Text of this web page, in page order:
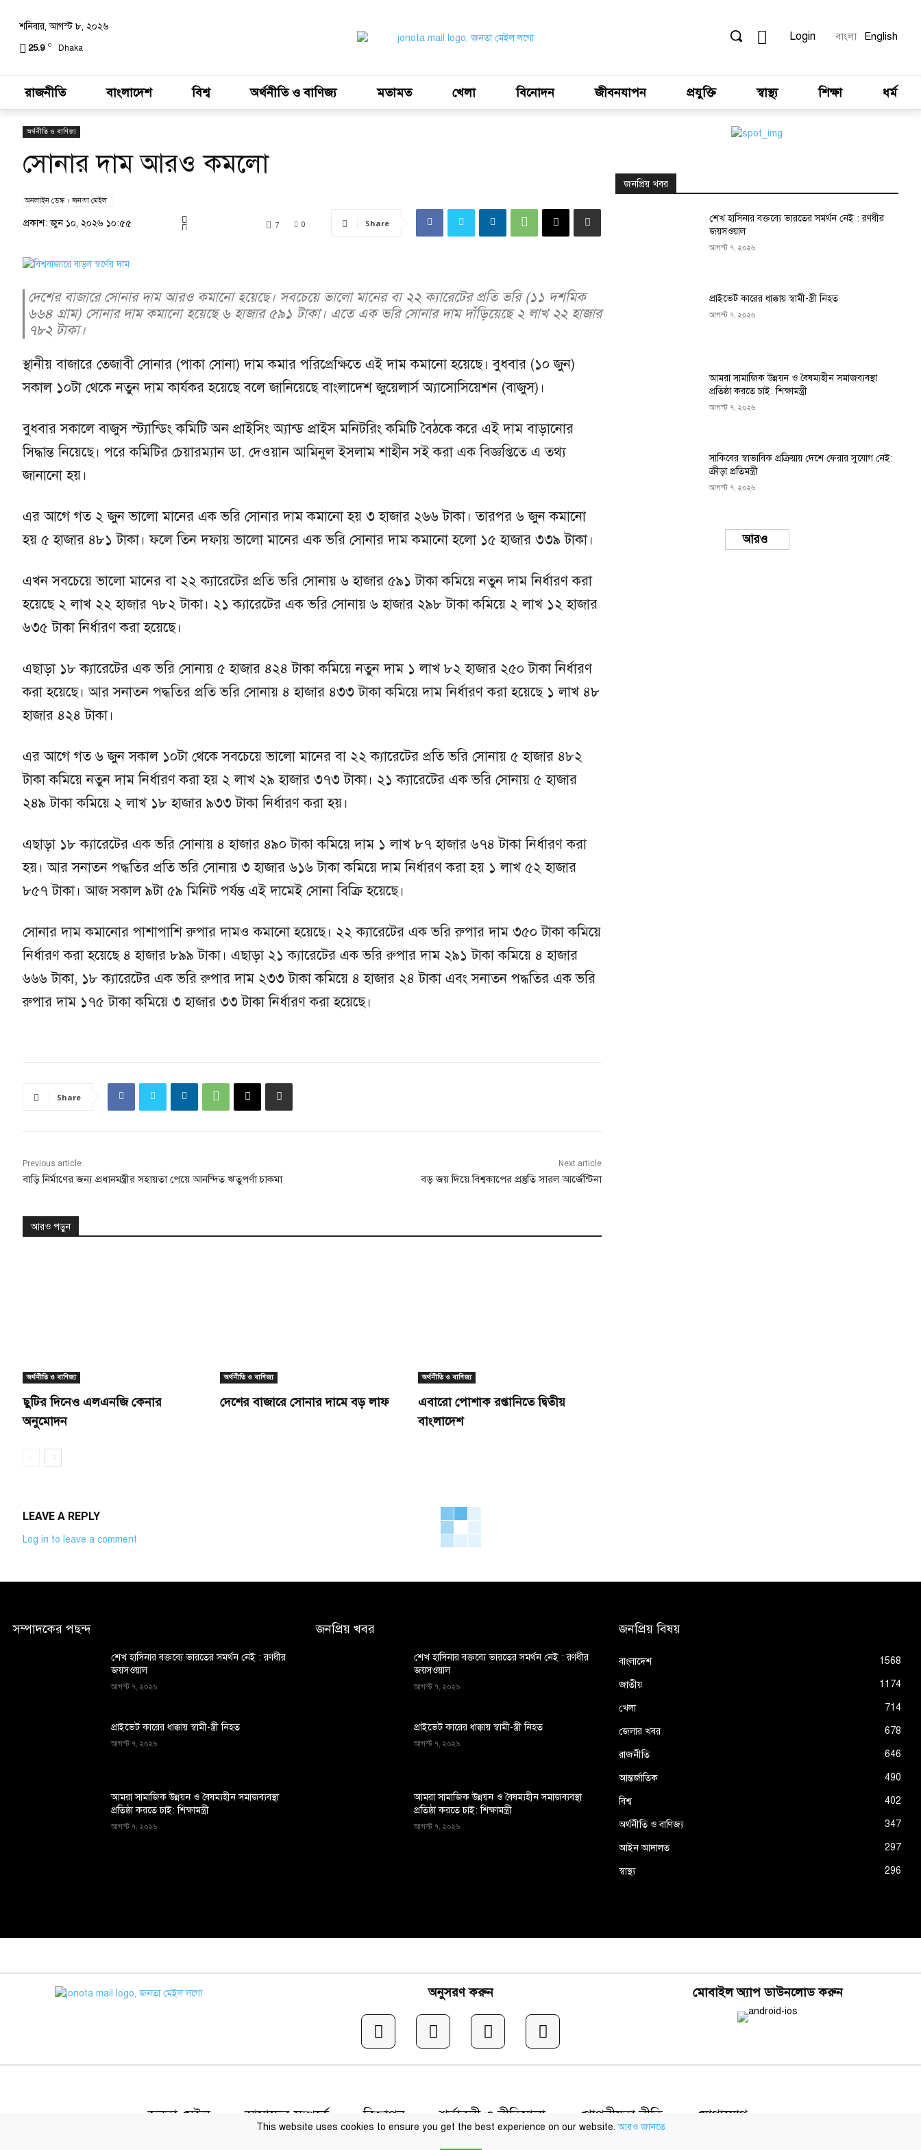
শনিবার, আগস্ট ৮, ২০২৬
25.9 C Dhaka
Login বাংলা English
রাজনীতি বাংলাদেশ বিশ্ব অর্থনীতি ও বাণিজ্য মতামত খেলা বিনোদন জীবনযাপন প্রযুক্তি স্বাস্থ্য শিক্ষা ধর্ম
অর্থনীতি ও বাণিজ্য
সোনার দাম আরও কমলো
অনলাইন ডেস্ক । জনতা মেইল
প্রকাশ: জুন ১০, ২০২৬ ১০:৫৫ 0
7 Share
দেশের বাজারে সোনার দাম আরও কমানো হয়েছে। সবচেয়ে ভালো মানের বা ২২ ক্যারেটের প্রতি ভরি (১১ দশমিক
৬৬৪ গ্রাম) সোনার দাম কমানো হয়েছে ৬ হাজার ৫৯১ টাকা। এতে এক ভরি সোনার দাম দাঁড়িয়েছে ২ লাখ ২২ হাজার
৭৮২ টাকা।
স্থানীয় বাজারে তেজাবী সোনার (পাকা সোনা) দাম কমার পরিপ্রেক্ষিতে এই দাম কমানো হয়েছে। বুধবার (১০ জুন)
সকাল ১০টা থেকে নতুন দাম কার্যকর হয়েছে বলে জানিয়েছে বাংলাদেশ জুয়েলার্স অ্যাসোসিয়েশন (বাজুস)।
বুধবার সকালে বাজুস স্ট্যান্ডিং কমিটি অন প্রাইসিং অ্যান্ড প্রাইস মনিটরিং কমিটি বৈঠকে করে এই দাম বাড়ানোর
সিদ্ধান্ত নিয়েছে। পরে কমিটির চেয়ারম্যান ডা. দেওয়ান আমিনুল ইসলাম শাহীন সই করা এক বিজ্ঞপ্তিতে এ তথ্য
জানানো হয়।
এর আগে গত ২ জুন ভালো মানের এক ভরি সোনার দাম কমানো হয় ৩ হাজার ২৬৬ টাকা। তারপর ৬ জুন কমানো
হয় ৫ হাজার ৪৮১ টাকা। ফলে তিন দফায় ভালো মানের এক ভরি সোনার দাম কমানো হলো ১৫ হাজার ৩৩৯ টাকা।
এখন সবচেয়ে ভালো মানের বা ২২ ক্যারেটের প্রতি ভরি সোনায় ৬ হাজার ৫৯১ টাকা কমিয়ে নতুন দাম নির্ধারণ করা
হয়েছে ২ লাখ ২২ হাজার ৭৮২ টাকা। ২১ ক্যারেটের এক ভরি সোনায় ৬ হাজার ২৯৮ টাকা কমিয়ে ২ লাখ ১২ হাজার
৬৩৫ টাকা নির্ধারণ করা হয়েছে।
এছাড়া ১৮ ক্যারেটের এক ভরি সোনায় ৫ হাজার ৪২৪ টাকা কমিয়ে নতুন দাম ১ লাখ ৮২ হাজার ২৫০ টাকা নির্ধারণ
করা হয়েছে। আর সনাতন পদ্ধতির প্রতি ভরি সোনায় ৪ হাজার ৪৩৩ টাকা কমিয়ে দাম নির্ধারণ করা হয়েছে ১ লাখ ৪৮
হাজার ৪২৪ টাকা।
এর আগে গত ৬ জুন সকাল ১০টা থেকে সবচেয়ে ভালো মানের বা ২২ ক্যারেটের প্রতি ভরি সোনায় ৫ হাজার ৪৮২
টাকা কমিয়ে নতুন দাম নির্ধারণ করা হয় ২ লাখ ২৯ হাজার ৩৭৩ টাকা। ২১ ক্যারেটের এক ভরি সোনায় ৫ হাজার
২৪৯ টাকা কমিয়ে ২ লাখ ১৮ হাজার ৯৩৩ টাকা নির্ধারণ করা হয়।
এছাড়া ১৮ ক্যারেটের এক ভরি সোনায় ৪ হাজার ৪৯০ টাকা কমিয়ে দাম ১ লাখ ৮৭ হাজার ৬৭৪ টাকা নির্ধারণ করা
হয়। আর সনাতন পদ্ধতির প্রতি ভরি সোনায় ৩ হাজার ৬১৬ টাকা কমিয়ে দাম নির্ধারণ করা হয় ১ লাখ ৫২ হাজার
৮৫৭ টাকা। আজ সকাল ৯টা ৫৯ মিনিট পর্যন্ত এই দামেই সোনা বিক্রি হয়েছে।
সোনার দাম কমানোর পাশাপাশি রুপার দামও কমানো হয়েছে। ২২ ক্যারেটের এক ভরি রুপার দাম ৩৫০ টাকা কমিয়ে
নির্ধারণ করা হয়েছে ৪ হাজার ৮৯৯ টাকা। এছাড়া ২১ ক্যারেটের এক ভরি রুপার দাম ২৯১ টাকা কমিয়ে ৪ হাজার
৬৬৬ টাকা, ১৮ ক্যারেটের এক ভরি রুপার দাম ২৩৩ টাকা কমিয়ে ৪ হাজার ২৪ টাকা এবং সনাতন পদ্ধতির এক ভরি
রুপার দাম ১৭৫ টাকা কমিয়ে ৩ হাজার ৩৩ টাকা নির্ধারণ করা হয়েছে।
Share
Previous article
বাড়ি নির্মাণের জন্য প্রধানমন্ত্রীর সহায়তা পেয়ে আনন্দিত ঋতুপর্ণা চাকমা
Next article
বড় জয় দিয়ে বিশ্বকাপের প্রস্তুতি সারল আর্জেন্টিনা
আরও পড়ুন
অর্থনীতি ও বাণিজ্য
ছুটির দিনেও এলএনজি কেনার
অনুমোদন
অর্থনীতি ও বাণিজ্য
দেশের বাজারে সোনার দামে বড় লাফ
অর্থনীতি ও বাণিজ্য
এবারো পোশাক রপ্তানিতে দ্বিতীয়
বাংলাদেশ
LEAVE A REPLY
Log in to leave a comment
জনপ্রিয় খবর
শেখ হাসিনার বক্তব্যে ভারতের সমর্থন নেই : রণধীর
জয়সওয়াল
আগস্ট ৭, ২০২৬
প্রাইভেট কারের ধাক্কায় স্বামী-স্ত্রী নিহত
আগস্ট ৭, ২০২৬
আমরা সামাজিক উন্নয়ন ও বৈষম্যহীন সমাজব্যবস্থা
প্রতিষ্ঠা করতে চাই: শিক্ষামন্ত্রী
আগস্ট ৭, ২০২৬
সাকিবের স্বাভাবিক প্রক্রিয়ায় দেশে ফেরার সুযোগ নেই:
ক্রীড়া প্রতিমন্ত্রী
আগস্ট ৭, ২০২৬
Load more
সম্পাদকের পছন্দ
শেখ হাসিনার বক্তব্যে ভারতের সমর্থন নেই : রণধীর
জয়সওয়াল
আগস্ট ৭, ২০২৬
প্রাইভেট কারের ধাক্কায় স্বামী-স্ত্রী নিহত
আগস্ট ৭, ২০২৬
আমরা সামাজিক উন্নয়ন ও বৈষম্যহীন সমাজব্যবস্থা
প্রতিষ্ঠা করতে চাই: শিক্ষামন্ত্রী
আগস্ট ৭, ২০২৬
জনপ্রিয় খবর
শেখ হাসিনার বক্তব্যে ভারতের সমর্থন নেই : রণধীর
জয়সওয়াল
আগস্ট ৭, ২০২৬
প্রাইভেট কারের ধাক্কায় স্বামী-স্ত্রী নিহত
আগস্ট ৭, ২০২৬
আমরা সামাজিক উন্নয়ন ও বৈষম্যহীন সমাজব্যবস্থা
প্রতিষ্ঠা করতে চাই: শিক্ষামন্ত্রী
আগস্ট ৭, ২০২৬
জনপ্রিয় বিষয়
বাংলাদেশ 1568
জাতীয় 1174
খেলা 714
জেলার খবর 678
রাজনীতি 646
আন্তর্জাতিক 490
বিশ্ব 402
অর্থনীতি ও বাণিজ্য 347
আইন আদালত 297
স্বাস্থ্য 296
অনুসরণ করুন মোবাইল অ্যাপ ডাউনলোড করুন
জনতা মেইল আমাদের সম্পর্কে বিজ্ঞাপন শর্তাবলী ও নীতিমালা গোপনীয়তা নীতি যোগাযোগ
This website uses cookies to ensure you get the best experience on our website.আরও জানতে